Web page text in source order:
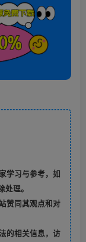
学习与参考，如
理。
赞同其观点和对
的相关信息，访